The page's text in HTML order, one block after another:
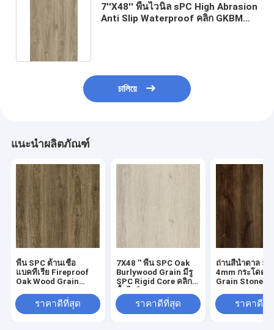
7''X48'' พื้นไวนิล sPC High Abrasion
Anti Slip Waterproof คลิก GKBM
চালিয়ে
แนะนำผลิตภัณฑ์
พื้น SPC ต้านเชื้อ
แบคทีเรีย Fireproof
Oak Wood Grain
W7223-1ราคาดีที่สุด
7X48 '' พื้น SPC Oak
Burlywood Grain มีรู
SPC Rigid Core คลิก
Greenpy GL-W7222-
1
ราคาดีที่สุด
ถ่านสีน้ำตาล
4mm กระโดด
Grain Stone ไ
W7226-1ราคาดีที่